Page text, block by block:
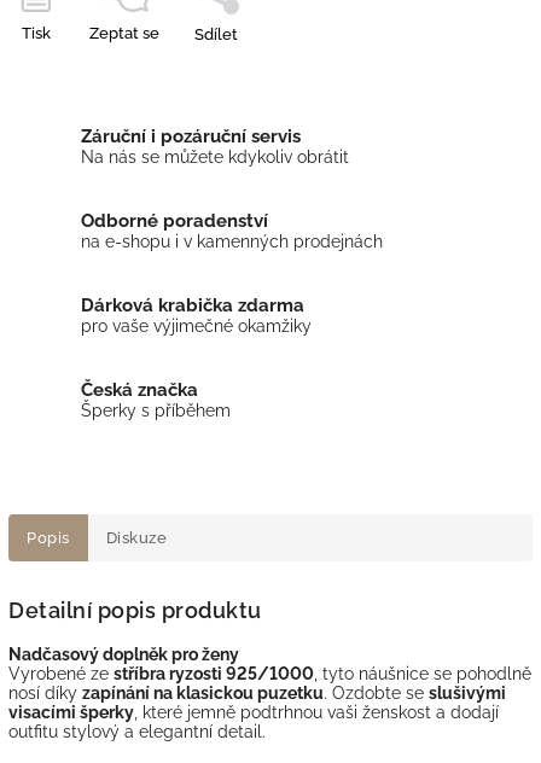
Tisk Zeptat se Sdílet
Záruční i pozáruční servis
Na nás se můžete kdykoliv obrátit
Odborné poradenství
na e-shopu i v kamenných prodejnách
Dárková krabička zdarma
pro vaše výjimečné okamžiky
Česká značka
Šperky s příběhem
Popis Diskuze
Detailní popis produktu
Nadčasový doplněk pro ženy
Vyrobené ze stříbra ryzosti 925/1000 , tyto náušnice se pohodlně
nosí díky zapínání na klasickou puzetku. Ozdobte se slušivými
visacími šperky , které jemně podtrhnou vaši ženskost a dodají
outfitu stylový a elegantní detail.